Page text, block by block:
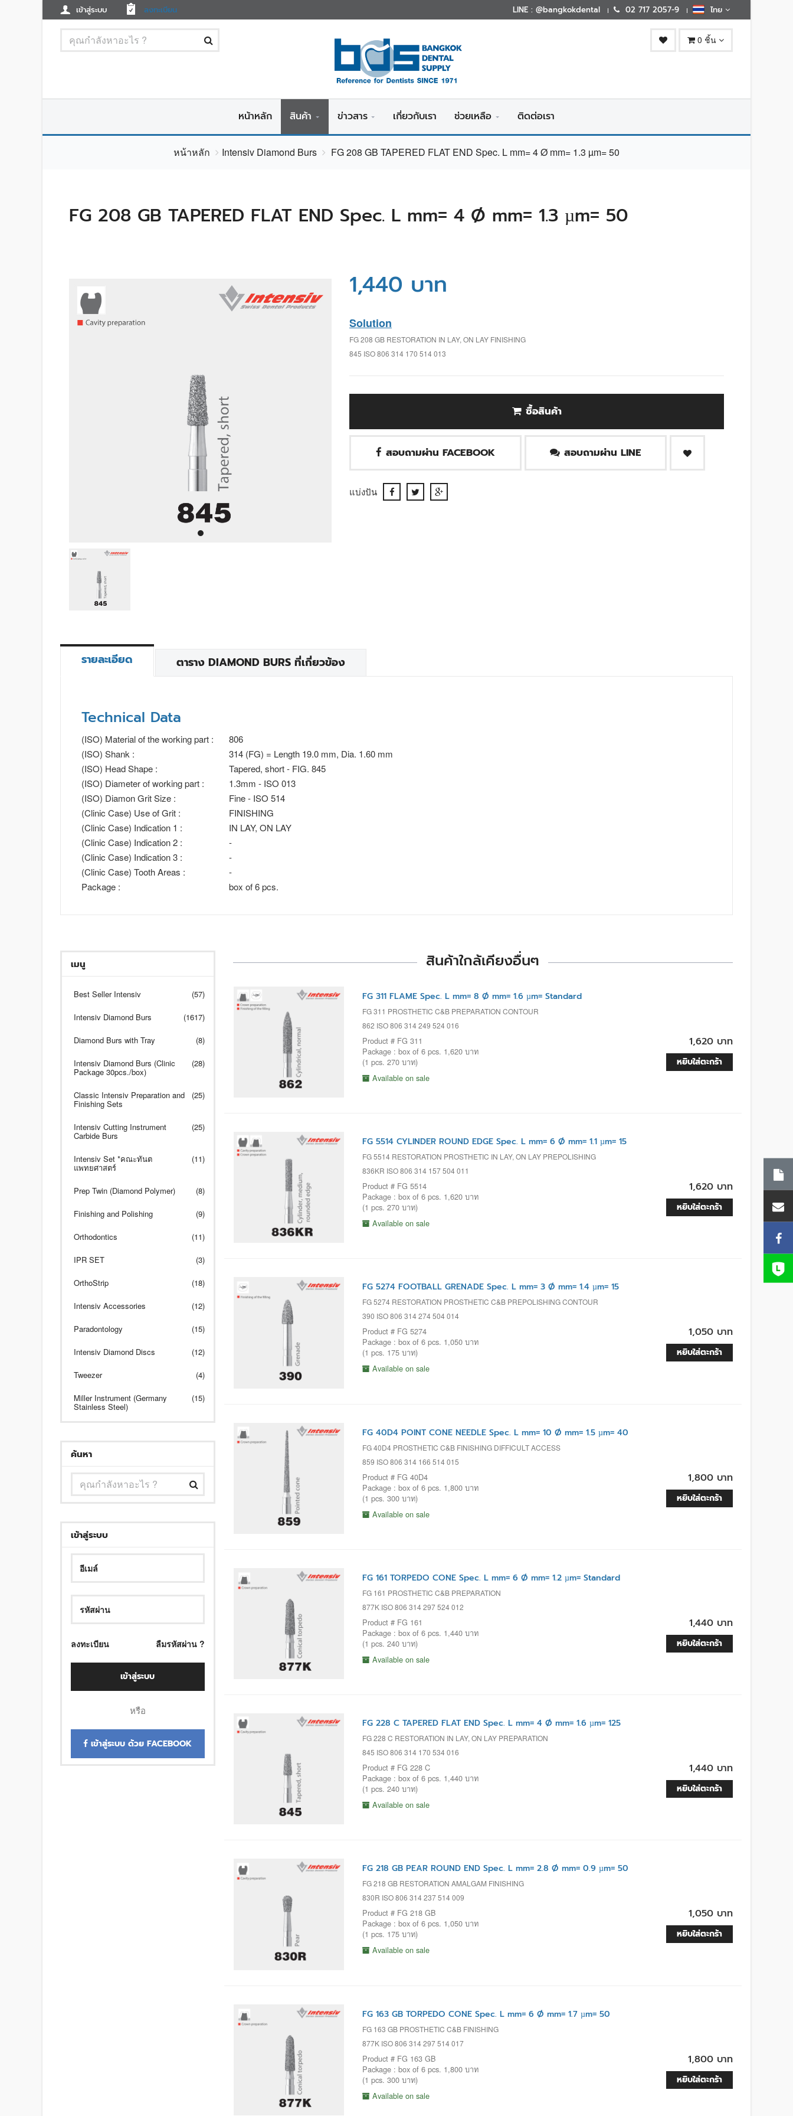
เข้าสู่ระบบ ลงทะเบียน LINE : @bangkokdental 02 717 2057-9 ไทย
0 ชิ้น
หน้าหลัก สินค้า ข่าวสาร เกี่ยวกับเรา ช่วยเหลือ ติดต่อเรา
หน้าหลัก Intensiv Diamond Burs FG 208 GB TAPERED FLAT END Spec. L mm= 4 Ø mm= 1.3 µm= 50
FG 208 GB TAPERED FLAT END Spec. L mm= 4 Ø mm= 1.3 µm= 50
1,440 บาท
Solution
FG 208 GB RESTORATION IN LAY, ON LAY FINISHING
845 ISO 806 314 170 514 013
ซื้อสินค้า
สอบถามผ่าน FACEBOOK สอบถามผ่าน LINE
แบ่งปัน
รายละเอียด ตาราง DIAMOND BURS ที่เกี่ยวข้อง
Technical Data
(ISO) Material of the working part :
806
(ISO) Shank :
314 (FG) = Length 19.0 mm, Dia. 1.60 mm
(ISO) Head Shape :
Tapered, short - FIG. 845
(ISO) Diameter of working part :
1.3mm - ISO 013
(ISO) Diamon Grit Size :
Fine - ISO 514
(Clinic Case) Use of Grit :
FINISHING
(Clinic Case) Indication 1 :
IN LAY, ON LAY
(Clinic Case) Indication 2 :
-
(Clinic Case) Indication 3 :
-
(Clinic Case) Tooth Areas :
-
Package :
box of 6 pcs.
เมนู
Best Seller Intensiv (57)
Intensiv Diamond Burs (1617)
Diamond Burs with Tray (8)
Intensiv Diamond Burs (Clinic
Package 30pcs./box)
(28)
Classic Intensiv Preparation and
Finishing Sets
(25)
Intensiv Cutting Instrument
Carbide Burs
(25)
Intensiv Set *คณะทันต
แพทยศาสตร์
(11)
Prep Twin (Diamond Polymer) (8)
Finishing and Polishing (9)
Orthodontics (11)
IPR SET (3)
OrthoStrip (18)
Intensiv Accessories (12)
Paradontology (15)
Intensiv Diamond Discs (12)
Tweezer (4)
Miller Instrument (Germany
Stainless Steel)
(15)
ค้นหา
เข้าสู่ระบบ
ลงทะเบียน ลืมรหัสผ่าน ?
เข้าสู่ระบบ
หรือ
เข้าสู่ระบบ ด้วย FACEBOOK
สินค้าใกล้เคียงอื่นๆ
FG 311 FLAME Spec. L mm= 8 Ø mm= 1.6 µm= Standard
FG 311 PROSTHETIC C&B PREPARATION CONTOUR
862 ISO 806 314 249 524 016
Product # FG 311
Package : box of 6 pcs. 1,620 บาท
(1 pcs. 270 บาท)
Available on sale
1,620 บาท
หยิบใส่ตะกร้า
FG 5514 CYLINDER ROUND EDGE Spec. L mm= 6 Ø mm= 1.1 µm= 15
FG 5514 RESTORATION PROSTHETIC IN LAY, ON LAY PREPOLISHING
836KR ISO 806 314 157 504 011
Product # FG 5514
Package : box of 6 pcs. 1,620 บาท
(1 pcs. 270 บาท)
Available on sale
1,620 บาท
หยิบใส่ตะกร้า
FG 5274 FOOTBALL GRENADE Spec. L mm= 3 Ø mm= 1.4 µm= 15
FG 5274 RESTORATION PROSTHETIC C&B PREPOLISHING CONTOUR
390 ISO 806 314 274 504 014
Product # FG 5274
Package : box of 6 pcs. 1,050 บาท
(1 pcs. 175 บาท)
Available on sale
1,050 บาท
หยิบใส่ตะกร้า
FG 40D4 POINT CONE NEEDLE Spec. L mm= 10 Ø mm= 1.5 µm= 40
FG 40D4 PROSTHETIC C&B FINISHING DIFFICULT ACCESS
859 ISO 806 314 166 514 015
Product # FG 40D4
Package : box of 6 pcs. 1,800 บาท
(1 pcs. 300 บาท)
Available on sale
1,800 บาท
หยิบใส่ตะกร้า
FG 161 TORPEDO CONE Spec. L mm= 6 Ø mm= 1.2 µm= Standard
FG 161 PROSTHETIC C&B PREPARATION
877K ISO 806 314 297 524 012
Product # FG 161
Package : box of 6 pcs. 1,440 บาท
(1 pcs. 240 บาท)
Available on sale
1,440 บาท
หยิบใส่ตะกร้า
FG 228 C TAPERED FLAT END Spec. L mm= 4 Ø mm= 1.6 µm= 125
FG 228 C RESTORATION IN LAY, ON LAY PREPARATION
845 ISO 806 314 170 534 016
Product # FG 228 C
Package : box of 6 pcs. 1,440 บาท
(1 pcs. 240 บาท)
Available on sale
1,440 บาท
หยิบใส่ตะกร้า
FG 218 GB PEAR ROUND END Spec. L mm= 2.8 Ø mm= 0.9 µm= 50
FG 218 GB RESTORATION AMALGAM FINISHING
830R ISO 806 314 237 514 009
Product # FG 218 GB
Package : box of 6 pcs. 1,050 บาท
(1 pcs. 175 บาท)
Available on sale
1,050 บาท
หยิบใส่ตะกร้า
FG 163 GB TORPEDO CONE Spec. L mm= 6 Ø mm= 1.7 µm= 50
FG 163 GB PROSTHETIC C&B FINISHING
877K ISO 806 314 297 514 017
Product # FG 163 GB
Package : box of 6 pcs. 1,800 บาท
(1 pcs. 300 บาท)
Available on sale
1,800 บาท
หยิบใส่ตะกร้า